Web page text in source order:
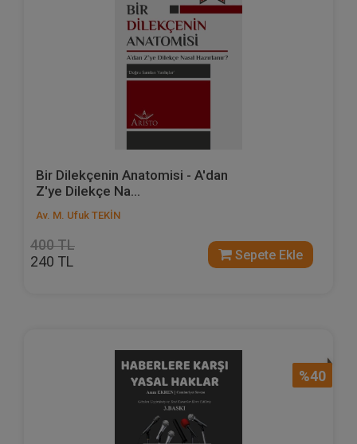
Bir Dilekçenin Anatomisi - A'dan
Z'ye Dilekçe Na...
Av. M. Ufuk TEKİN
400 TL
240 TL Sepete Ekle
%40